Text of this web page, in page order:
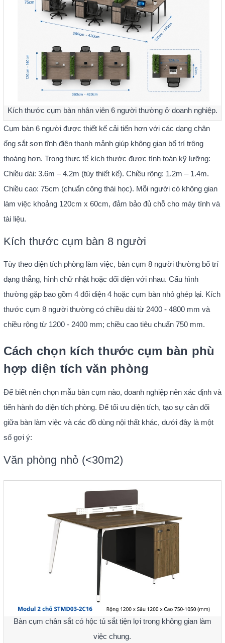
Kích thước cụm bàn nhân viên 6 người thường ở doanh nghiệp.
Cụm bàn 6 người được thiết kế cải tiến hơn với các dạng chân
ống sắt sơn tĩnh điện thanh mảnh giúp không gian bố trí trông
thoáng hơn. Trong thực tế kích thước được tính toán kỹ lưỡng:
Chiều dài: 3.6m – 4.2m (tùy thiết kế). Chiều rộng: 1.2m – 1.4m.
Chiều cao: 75cm (chuẩn công thái học). Mỗi người có không gian
làm việc khoảng 120cm x 60cm, đảm bảo đủ chỗ cho máy tính và
tài liệu.
Kích thước cụm bàn 8 người
Tùy theo diện tích phòng làm việc, bàn cụm 8 người thường bố trí
dạng thẳng, hình chữ nhật hoặc đối diện với nhau. Cấu hình
thường gặp bao gồm 4 đối diện 4 hoặc cụm bàn nhỏ ghép lại. Kích
thước cụm 8 người thường có chiều dài từ 2400 - 4800 mm và
chiều rộng từ 1200 - 2400 mm; chiều cao tiêu chuẩn 750 mm.
Cách chọn kích thước cụm bàn phù
hợp diện tích văn phòng
Để biết nên chọn mẫu bàn cụm nào, doanh nghiệp nên xác định và
tiến hành đo diện tích phòng. Để tối ưu diện tích, tạo sự cân đối
giữa bàn làm việc và các đồ dùng nội thất khác, dưới đây là một
số gợi ý:
Văn phòng nhỏ (<30m2)
Bàn cụm chân sắt có hộc tủ sắt tiện lợi trong không gian làm
việc chung.